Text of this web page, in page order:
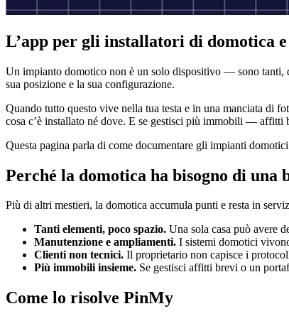
L’app per gli installatori di domotica
Un impianto domotico non è un solo dispositivo — sono tanti,
sua posizione e la sua configurazione.
Quando tutto questo vive nella tua testa e in una manciata di
cosa c’è installato né dove. E se gestisci più immobili —
Questa pagina parla di come documentare gli impianti
Perché la domotica ha bisogno di una
Più di altri mestieri, la domotica accumula punti e resta in
Tanti elementi, poco spazio. Una sola casa può avere
Manutenzione e ampliamenti. I sistemi domotici
Clienti non tecnici. Il proprietario non capisce i
Più immobili insieme. Se gestisci affitti brevi o un
Come lo risolve PinMy